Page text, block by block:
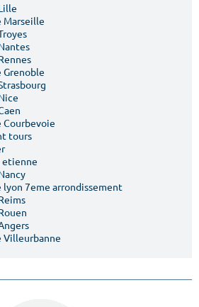
Marseille
tours
etienne
7eme arrondissement
Villeurbanne